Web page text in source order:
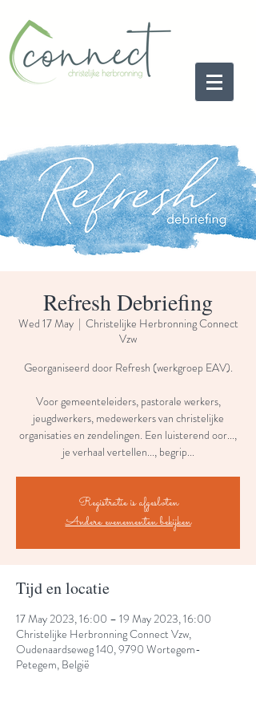
Refresh Debriefing
Wed 17 May
  |
Christelijke Herbronning Connect
Vzw
Georganiseerd door Refresh (werkgroep EAV).
Voor gemeenteleiders, pastorale werkers,
jeugdwerkers, medewerkers van christelijke
organisaties en zendelingen. Een luisterend oor...,
je verhaal vertellen..., begrip...
Registratie is afgesloten
Andere evenementen bekijken
Tijd en locatie
17 May 2023, 16:00 – 19 May 2023, 16:00
Christelijke Herbronning Connect Vzw,
Oudenaardseweg 140, 9790 Wortegem-
Petegem, België